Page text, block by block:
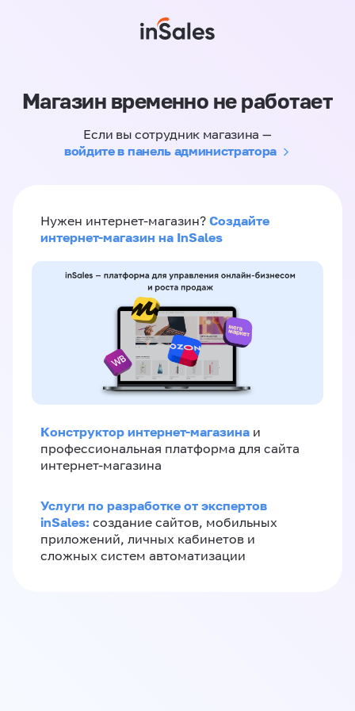
Магазин временно не работает
Если вы сотрудник магазина —
войдите в панель администратора
Нужен интернет-магазин? Создайте
интернет-магазин на InSales
Конструктор интернет-магазина и
профессиональная платформа для сайта
интернет-магазина
Услуги по разработке от экспертов
inSales: создание сайтов, мобильных
приложений, личных кабинетов и
сложных систем автоматизации